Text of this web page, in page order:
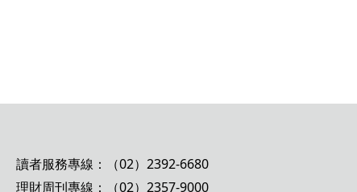
讀者服務專線：（02）2392-6680
理財周刊專線：（02）2357-9000